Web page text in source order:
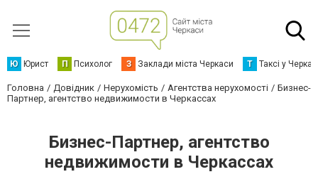
Ю Юрист П Психолог З Заклади міста Черкаси Т Таксі у
Головна Довідник Нерухомість Агентства нерухомості
Бизнес-
Партнер, агентство недвижимости в Черкассах
Бизнес-Партнер, агентство
недвижимости в Черкассах